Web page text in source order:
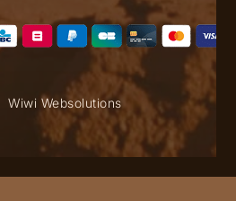
Wiwi Websolutions